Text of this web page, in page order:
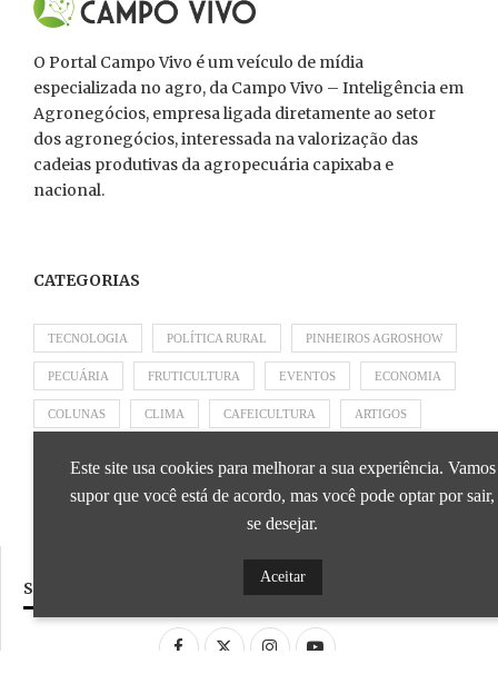
O Portal Campo Vivo é um veículo de mídia
especializada no agro, da Campo Vivo – Inteligência em
Agronegócios, empresa ligada diretamente ao setor
dos agronegócios, interessada na valorização das
cadeias produtivas da agropecuária capixaba e
nacional.
CATEGORIAS
TECNOLOGIA POLÍTICA RURAL PINHEIROS AGROSHOW
PECUÁRIA FRUTICULTURA EVENTOS ECONOMIA
COLUNAS CLIMA CAFEICULTURA ARTIGOS
APRESENTADO POR BRAPEX
SIGA NOSSAS REDES SOCIAIS
Este site usa cookies para melhorar a sua experiência. Vamos
supor que você está de acordo, mas você pode optar por sair,
se desejar.
Aceitar